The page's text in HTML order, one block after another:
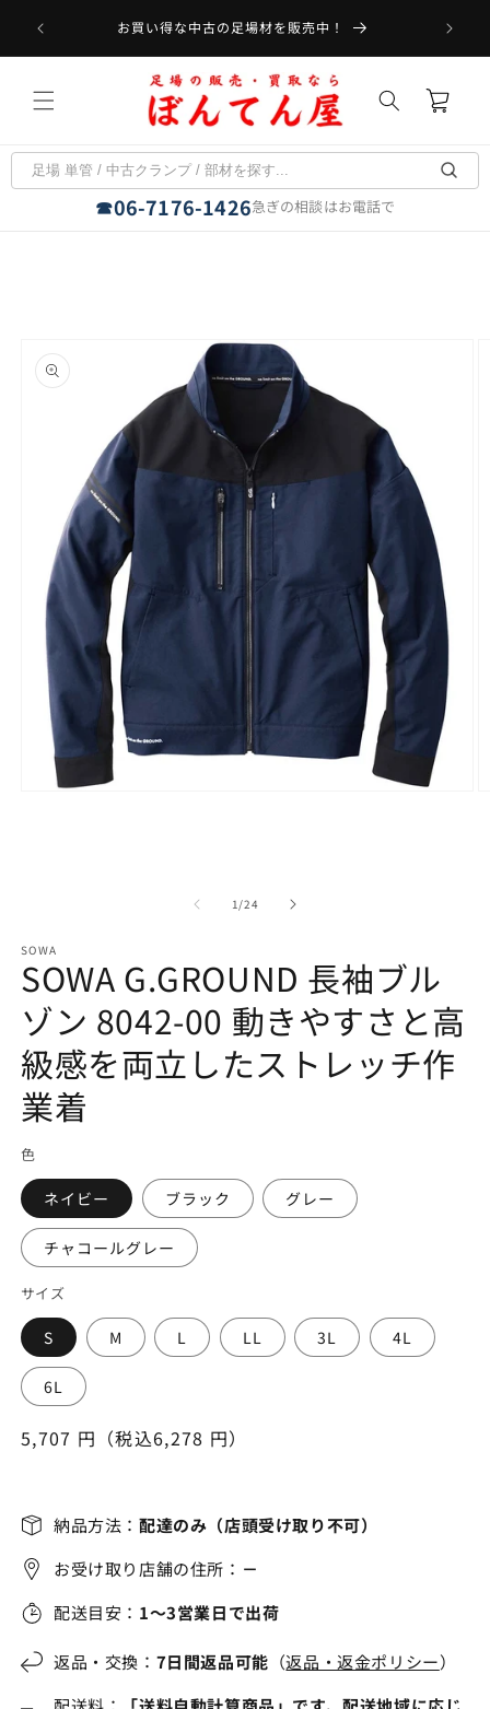
ンツに
可能 お買い得な中古の足場材を販売中！ フラッ
ー
☎06-7176-1426急ぎの相談はお電話で
ア
(1)
を
開
く
1/の
24
SOWA
SOWA G.GROUND 長袖ブル
ゾン 8042-00 動きやすさと高
級感を両立したストレッチ作
業着
色
ネイビー ブラック グレー
チャコールグレー
サイズ
S M L LL 3L 4L
6L
通
格
5,707 円（税込6,278 円）
納品方法： 配達のみ（店頭受け取り不可）
お受け取り店舗の住所： －
配送目安： 1～3営業日で出荷
返品・交換： 7日間返品可能 （返品・返金ポリシー）